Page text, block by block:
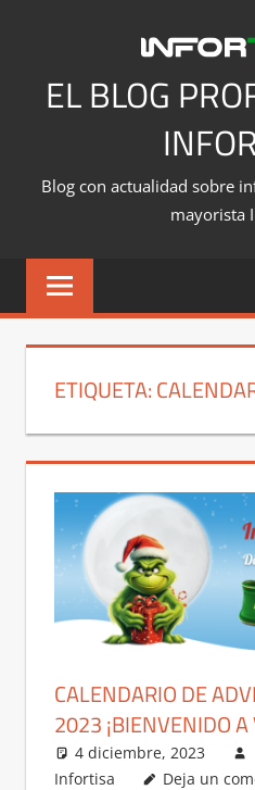
contenidoEL BLOG
Blog con actualidad sobre
mayorista
ETIQUETA:
CALENDARIO DE
2023 ¡BIENVENIDO
4 diciembre, 2023
Infortisa
Deja un